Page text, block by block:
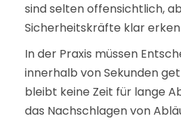
sind selten offensichtlich,
Sicherheitskräfte klar
In der Praxis müssen
innerhalb von Sekunden
bleibt keine Zeit für lange
das Nachschlagen von